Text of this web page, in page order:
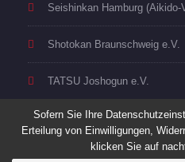
Seishinkan Hamburg
Shotokan Braunschweig e.V.
TATSU Joshogun e.V.
Sofern Sie Ihre
Erteilung von Einwilligungen,
klicken Sie auf